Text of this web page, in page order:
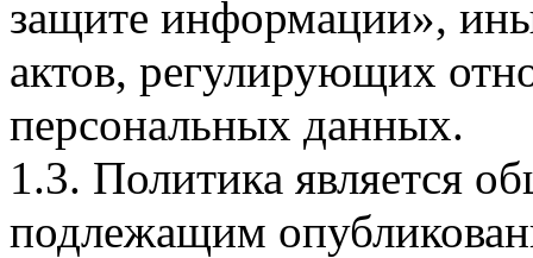
защите информации»,
актов, регулирующих
персональных данных.
1.3. Политика является
подлежащим